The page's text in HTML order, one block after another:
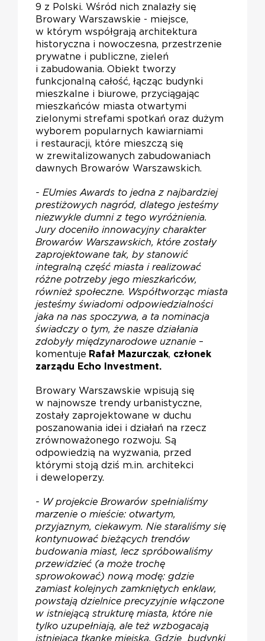
9 z Polski. Wśród nich znalazły się
Browary Warszawskie - miejsce,
w którym współgrają architektura
historyczna i nowoczesna, przestrzenie
prywatne i publiczne, zieleń
i zabudowania. Obiekt tworzy
funkcjonalną całość, łącząc budynki
mieszkalne i biurowe, przyciągając
mieszkańców miasta otwartymi
zielonymi strefami spotkań oraz dużym
wyborem popularnych kawiarniami
i restauracji, które mieszczą się
w zrewitalizowanych zabudowaniach
dawnych Browarów Warszawskich.
- EUmies Awards to jedna z najbardziej
prestiżowych nagród, dlatego jesteśmy
niezwykle dumni z tego wyróżnienia.
Jury doceniło innowacyjny charakter
Browarów Warszawskich, które zostały
zaprojektowane tak, by stanowić
integralną część miasta i realizować
różne potrzeby jego mieszkańców,
również społeczne. Współtworząc miasta
jesteśmy świadomi odpowiedzialności
jaka na nas spoczywa, a ta nominacja
świadczy o tym, że nasze działania
zdobyły międzynarodowe uznanie –
komentuje Rafał Mazurczak, członek
zarządu Echo Investment.
Browary Warszawskie wpisują się
w najnowsze trendy urbanistyczne,
zostały zaprojektowane w duchu
poszanowania idei i działań na rzecz
zrównoważonego rozwoju. Są
odpowiedzią na wyzwania, przed
którymi stoją dziś m.in. architekci
i deweloperzy.
- W projekcie Browarów spełnialiśmy
marzenie o mieście: otwartym,
przyjaznym, ciekawym. Nie staraliśmy się
kontynuować bieżących trendów
budowania miast, lecz spróbowaliśmy
przewidzieć (a może trochę
sprowokować) nową modę: gdzie
zamiast kolejnych zamkniętych enklaw,
powstają dzielnice precyzyjnie włączone
w istniejącą strukturę miasta, które nie
tylko uzupełniają, ale też wzbogacają
istniejącą tkankę miejską. Gdzie budynki